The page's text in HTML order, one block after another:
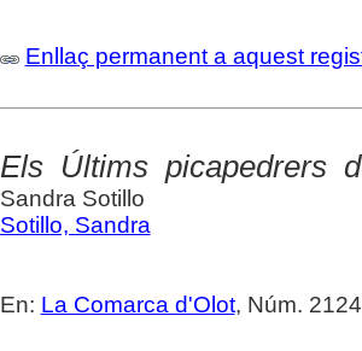
Enllaç permanent a aquest
Els Últims picapedrers
Sandra Sotillo
Sotillo, Sandra
En: La Comarca d'Olot, Núm.